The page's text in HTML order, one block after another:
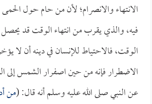
الانتهاء والانصرام؛ لأن من حام حول
فيه، والذي يقرب من انتهاء الوقت قد
الوقت، فالاحتياط للإنسان في دينه أن لا
الاضطرار فإنه من حين اصفرار الشمس إلى
عن النبي صلى الله عليه وسلم أنه قال: (من